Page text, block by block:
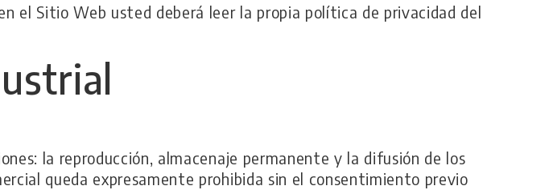
el Sitio Web usted deberá leer la propia política de privacidad del
la reproducción, almacenaje permanente y la difusión de los
queda expresamente prohibida sin el consentimiento previo